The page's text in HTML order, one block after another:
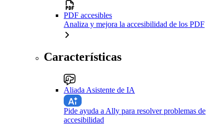
PDF accesibles
Analiza y mejora la accesibilidad de los PDF
Características
Aliada Asistente de IA
Pide ayuda a Ally para resolver problemas de
accesibilidad